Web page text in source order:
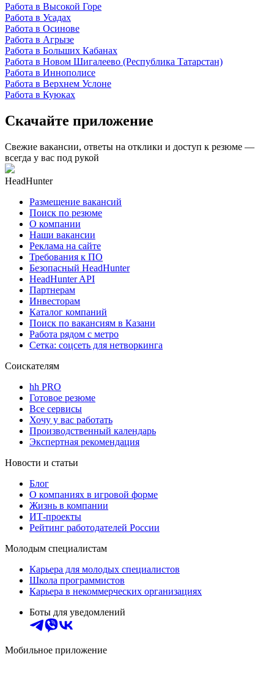
Работа в Высокой Горе
Работа в Усадах
Работа в Осинове
Работа в Агрызе
Работа в Больших Кабанах
Работа в Новом Шигалеево (Республика Татарстан)
Работа в Иннополисе
Работа в Верхнем Услоне
Работа в Куюках
Скачайте приложение
Свежие вакансии, ответы на отклики и доступ к резюме —
всегда у вас под рукой
HeadHunter
Размещение вакансий
Поиск по резюме
О компании
Наши вакансии
Реклама на сайте
Требования к ПО
Безопасный HeadHunter
HeadHunter API
Партнерам
Инвесторам
Каталог компаний
Поиск по вакансиям в Казани
Работа рядом с метро
Сетка: соцсеть для нетворкинга
Соискателям
hh PRO
Готовое резюме
Все сервисы
Хочу у вас работать
Производственный календарь
Экспертная рекомендация
Новости и статьи
Блог
О компаниях в игровой форме
Жизнь в компании
ИТ-проекты
Рейтинг работодателей России
Молодым специалистам
Карьера для молодых специалистов
Школа программистов
Карьера в некоммерческих организациях
Боты для уведомлений
Мобильное приложение